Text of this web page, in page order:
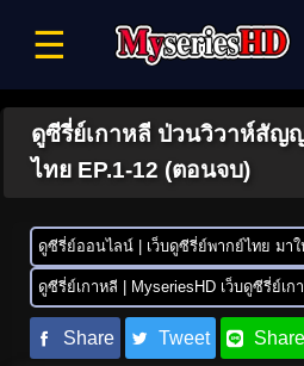
☰
ดูซีรี่ย์เกาหลี ป่วนวิวาห์สัญ
ไทย EP.1-12 (ตอนจบ)
ดูซีรี่ย์ออนไลน์ | เว็บดูซีรี่ย์พากย์ไทย มา
ดูซีรี่ย์เกาหลี | MyseriesHD เว็บดูซีรี่ย์เก
Share Tweet Share